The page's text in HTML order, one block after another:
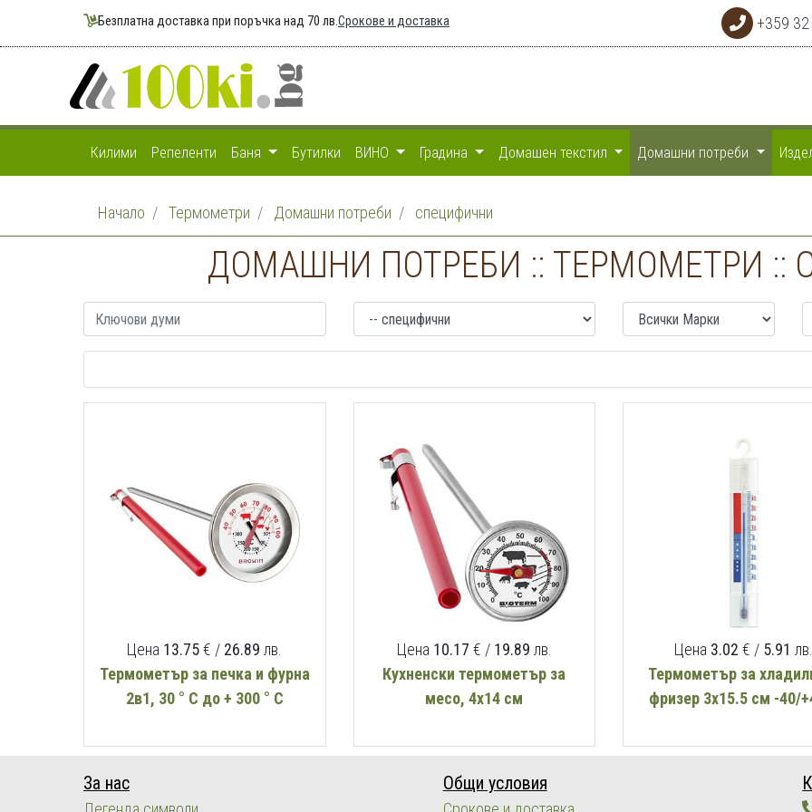
Безплатна доставка при поръчка над 70 лв.Срокове и доставка +359
Килими Репеленти Баня Бутилки ВИНО Градина Домашен текстил Домашни потреби
Начало Термометри Домашни потреби специфични
ДОМАШНИ ПОТРЕБИ :: ТЕРМОМЕТРИ ::
Цена 13.75€ / 26.89 лв.
Термометър за печка и фурна
2в1, 30 ° C до + 300 ° C
Цена 10.17 € / 19.89 лв.
Кухненски термометър за
месо, 4х14 см
Цена 3.02 € / 5.91 лв.
Термометър за
фризер 3х15.5 см -40/
За нас Общи условия